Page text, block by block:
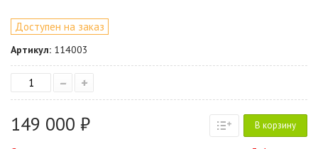
Доступен на заказ
Артикул: 114003
– +
149 000 ₽ В корзину